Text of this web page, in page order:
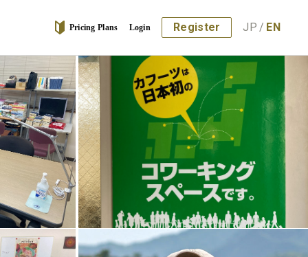
Pricing Plans Login Register JP / EN